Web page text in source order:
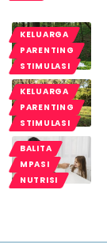
KELUARGA
PARENTING
STIMULASI
KELUARGA
PARENTING
STIMULASI
BALITA
MPASI
NUTRISI